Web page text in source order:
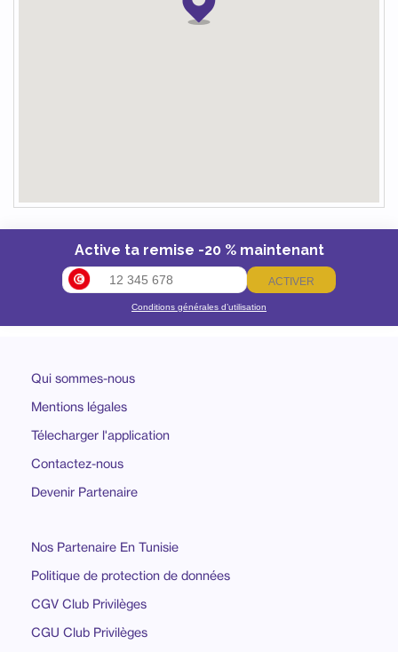
Active ta remise -20 % maintenant
ACTIVER
Conditions générales d’utilisation
Qui sommes-nous
Mentions légales
Télecharger l'application
Contactez-nous
Devenir Partenaire
Nos Partenaire En Tunisie
Politique de protection de données
CGV Club Privilèges
CGU Club Privilèges